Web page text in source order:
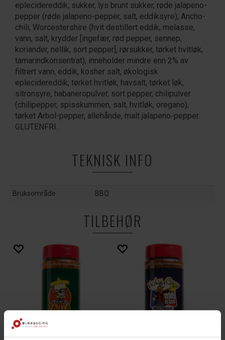
eplecidereddik, sukker, lys brunt sukker, røde jalapeno-
pepper (røde jalapeno-pepper, salt, eddiksyre), Ancho-
chili, Worcestershire (hvit destillert eddik, melasse,
vann, salt, krydder [ingefær, rød pepper, sennep,
koriander, nellik, sort pepper], rørsukker, tørket hvitløk,
tamarindkonsentrat), inneholder mindre enn 2% av
filtrert vann, eddik, kosher salt, økologisk
eplecidereddik, tørket hvitløk, havsalt, tørket løk,
sitronsyre, habaneropulver, sort pepper, chilipulver
(chilipepper, spisskummen, salt, hvitløk, oregano),
tørket Arbol-pepper, allehånde, malt jalapeno-pepper.
GLUTENFRI.
TEKNISK INFO
Bruksområde BBQ
TILBEHØR